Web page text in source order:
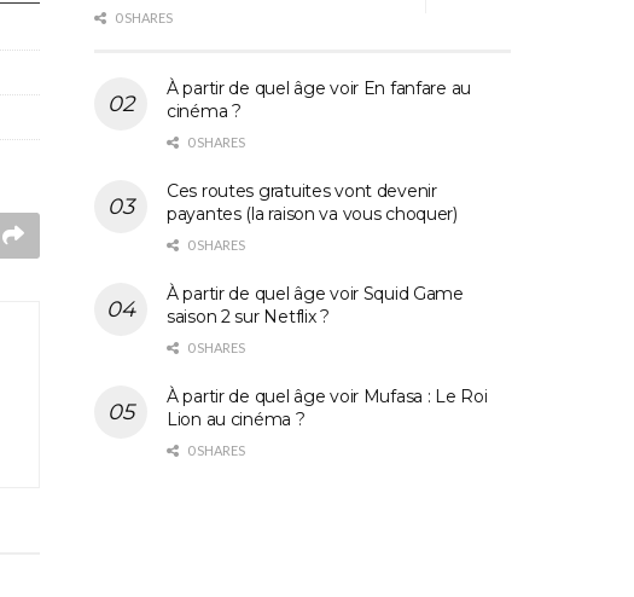
0 SHARES
À partir de quel âge voir En fanfare au
cinéma ?
0 SHARES
Ces routes gratuites vont devenir
payantes (la raison va vous choquer)
0 SHARES
À partir de quel âge voir Squid Game
saison 2 sur Netflix ?
0 SHARES
À partir de quel âge voir Mufasa : Le Roi
Lion au cinéma ?
0 SHARES